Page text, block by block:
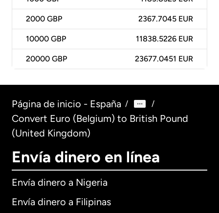
2000 GBP 2367.7045 EUR
10000 GBP 11838.5226 EUR
20000 GBP 23677.0451 EUR
Página de inicio - España / /
Convert Euro (Belgium) to British Pound
(United Kingdom)
Envía dinero en línea
Envía dinero a Nigeria
Envía dinero a Filipinas